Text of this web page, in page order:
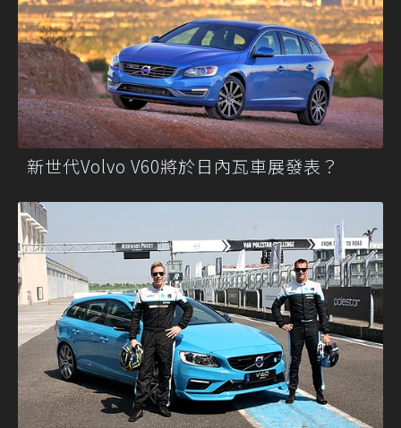
新世代Volvo V60將於日內瓦車展發表？